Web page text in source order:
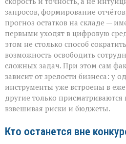
запросов, формирование
прогноз остатков на складе —
первыми уходят в цифровую
этом не столько способ
возможность освободить
сложных задач. При этом сам
зависит от зрелости бизнеса: у
инструменты уже встроены в
другие только присматриваются
взвешивая риски и бюджеты.
Кто останется вне